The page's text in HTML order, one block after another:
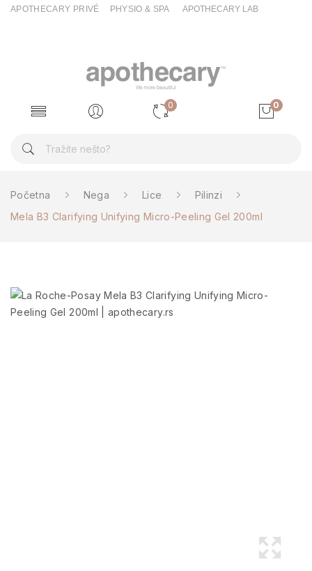
APOTHECARY PRIVÉ PHYSIO & SPA APOTHECARY LAB
0 0
Početna Nega Lice
Pilinzi
Mela B3 Clarifying Unifying Micro-Peeling Gel 200ml